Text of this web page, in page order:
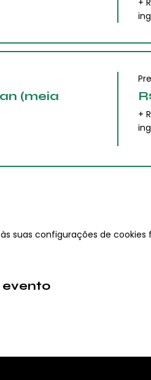
+
(meia
+
suas configurações de cookies
evento